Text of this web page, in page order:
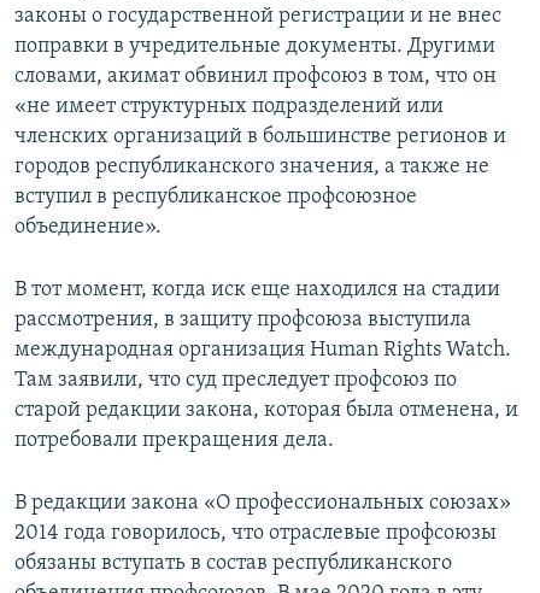
законы о государственной регистрации и не внес
поправки в учредительные документы. Другими
словами, акимат обвинил профсоюз в том, что он
«не имеет структурных подразделений или
членских организаций в большинстве регионов и
городов республиканского значения, а также не
вступил в республиканское профсоюзное
объединение».
В тот момент, когда иск еще находился на стадии
рассмотрения, в защиту профсоюза выступила
международная организация Human Rights Watch.
Там заявили, что суд преследует профсоюз по
старой редакции закона, которая была отменена, и
потребовали прекращения дела.
В редакции закона «О профессиональных союзах»
2014 года говорилось, что отраслевые профсоюзы
обязаны вступать в состав республиканского